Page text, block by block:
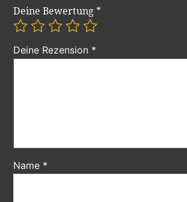
Deine Bewertung *
Deine Rezension *
Name *